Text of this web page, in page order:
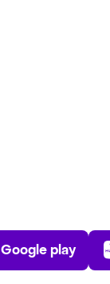
Play Store
Google play